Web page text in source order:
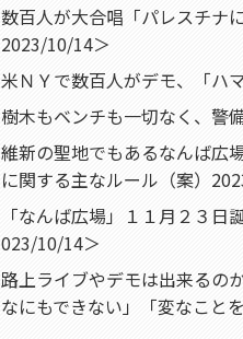
数百人が大合唱「パレスチ
2023/10/14＞
米ＮＹで数百人がデモ、「ハ
樹木もベンチも一切なく、警
維新の聖地でもあるなんば広
に関する主なルール（案）
「なんば広場」１１月２３
023/10/14＞
路上ライブやデモは出来るの
なにもできない」「変なこと